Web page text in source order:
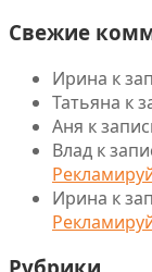
Свежие
Ирина к
Татьяна к
Аня к
Влад к
Ирина к